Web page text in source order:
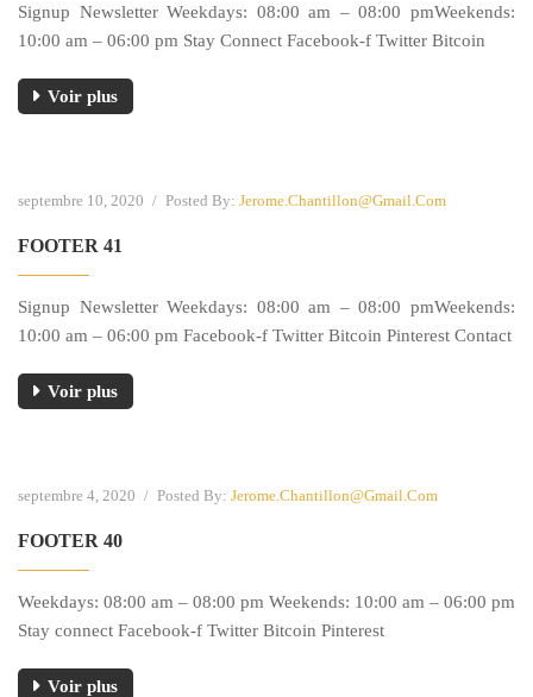
Signup Newsletter Weekdays: 08:00 am – 08:00 pmWeekends:
10:00 am – 06:00 pm Stay Connect Facebook-f Twitter Bitcoin
Voir plus
septembre 10, 2020 / Posted By: Jerome.chantillon@gmail.com
FOOTER 41
Signup Newsletter Weekdays: 08:00 am – 08:00 pmWeekends:
10:00 am – 06:00 pm Facebook-f Twitter Bitcoin Pinterest Contact
Voir plus
septembre 4, 2020 / Posted By: Jerome.chantillon@gmail.com
FOOTER 40
Weekdays: 08:00 am – 08:00 pm Weekends: 10:00 am – 06:00 pm
Stay connect Facebook-f Twitter Bitcoin Pinterest
Voir plus